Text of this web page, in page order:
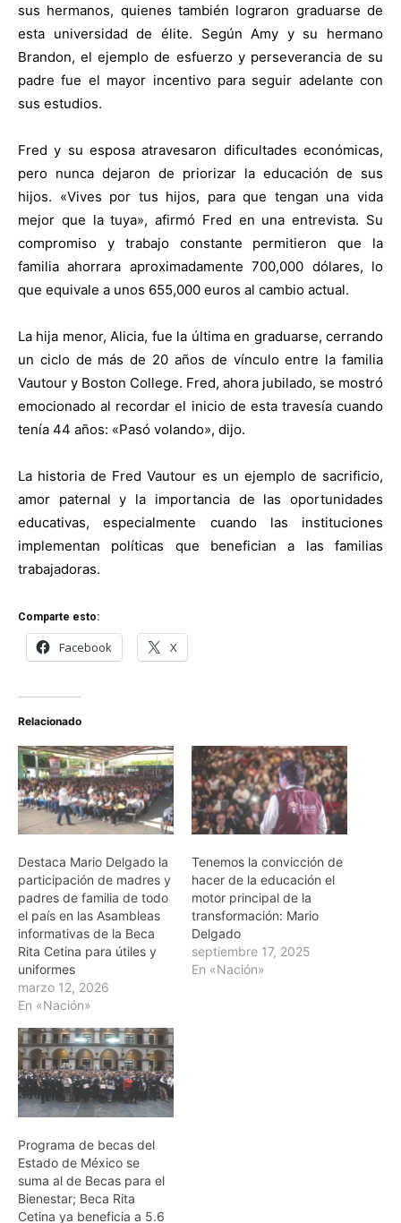
sus hermanos, quienes también lograron graduarse de
esta universidad de élite. Según Amy y su hermano
Brandon, el ejemplo de esfuerzo y perseverancia de su
padre fue el mayor incentivo para seguir adelante con
sus estudios.
Fred y su esposa atravesaron dificultades económicas,
pero nunca dejaron de priorizar la educación de sus
hijos. «Vives por tus hijos, para que tengan una vida
mejor que la tuya», afirmó Fred en una entrevista. Su
compromiso y trabajo constante permitieron que la
familia ahorrara aproximadamente 700,000 dólares, lo
que equivale a unos 655,000 euros al cambio actual.
La hija menor, Alicia, fue la última en graduarse, cerrando
un ciclo de más de 20 años de vínculo entre la familia
Vautour y Boston College. Fred, ahora jubilado, se mostró
emocionado al recordar el inicio de esta travesía cuando
tenía 44 años: «Pasó volando», dijo.
La historia de Fred Vautour es un ejemplo de sacrificio,
amor paternal y la importancia de las oportunidades
educativas, especialmente cuando las instituciones
implementan políticas que benefician a las familias
trabajadoras.
Comparte esto:
Facebook X
Relacionado
Destaca Mario Delgado la
participación de madres y
padres de familia de todo
el país en las Asambleas
informativas de la Beca
Rita Cetina para útiles y
uniformes
marzo 12, 2026
En «Nación»
Tenemos la convicción de
hacer de la educación el
motor principal de la
transformación: Mario
Delgado
septiembre 17, 2025
En «Nación»
Programa de becas del
Estado de México se
suma al de Becas para el
Bienestar; Beca Rita
Cetina ya beneficia a 5.6